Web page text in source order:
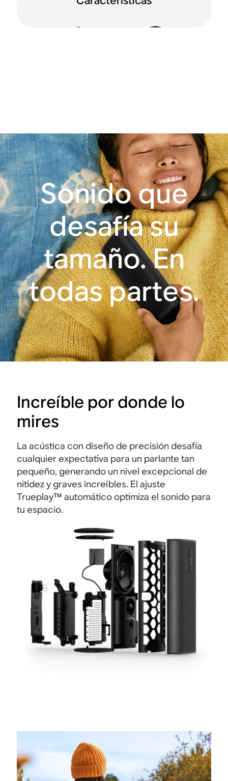
Bluetooth®
Trueplay™
automático
Apple AirPlay 2 Botones de control
Con control por voz
Sonido que
desafía su
tamaño. En
todas partes.
Increíble por donde lo
mires
La acústica con diseño de precisión desafía
cualquier expectativa para un parlante tan
pequeño, generando un nivel excepcional de
nitidez y graves increíbles. El ajuste
Trueplay™ automático optimiza el sonido para
tu espacio.